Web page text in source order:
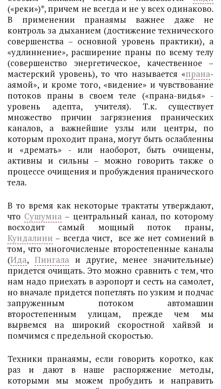
(«реки»)*, причем не всегда и не у всех одинаково.
В применении пранаямы важнее даже не
контроль за дыханием (достижение технического
совершенства – основной уровень практики), а
«удлиннение», расширение праны по всему телу
(совершенство энергетическое, качественное –
мастерский уровень), то что называется «прана-
аямой», и кроме того, «видение» и чувствование
потоков праны в своем теле («прана-видья» -
уровень адепта, учителя). Т.к. существует
множество причин загрязнения пранических
каналов, а важнейшие узлы или центры, по
которым проходит прана, могут быть ослабленны
и «дремать» - или наоборот, быть очищены,
активны и сильны – можно говорить также о
процессе очищения и пробуждения пранического
тела.
В то время как некоторые трактаты утверждают,
что Сушумна – центральный канал, по которому
восходит самый мощный поток праны,
Кундалини – всегда чист, все же нет сомнений в
том, что многочисленые второстепенные каналы
(Ида, Пингалаи другие, менее значительные)
придется очищать. Это можно сравнить с тем, что
нам надо приехать в аэропорт и сесть на самолет,
но вначале придется попетлять по узким и подчас
запруженным потоком автомашин
второстепенным улицам, прежде чем мы
вырвемся на широкий скоростной хайвэй и
помчимся с предельной скоростью.
Техники пранаямы, если говорить коротко, как
раз и дают в наше распоряжение методы,
которыми мы можем пробудить и направить